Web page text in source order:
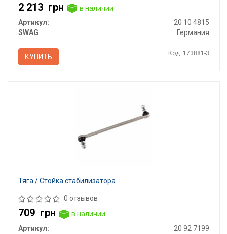
2 213 грн
в наличии
Артикул:
20 10 4815
SWAG
Германия
КУПИТЬ Код: 173881-3
Тяга / Стойка стабилизатора
0 отзывов
709 грн
в наличии
Артикул:
20 92 7199